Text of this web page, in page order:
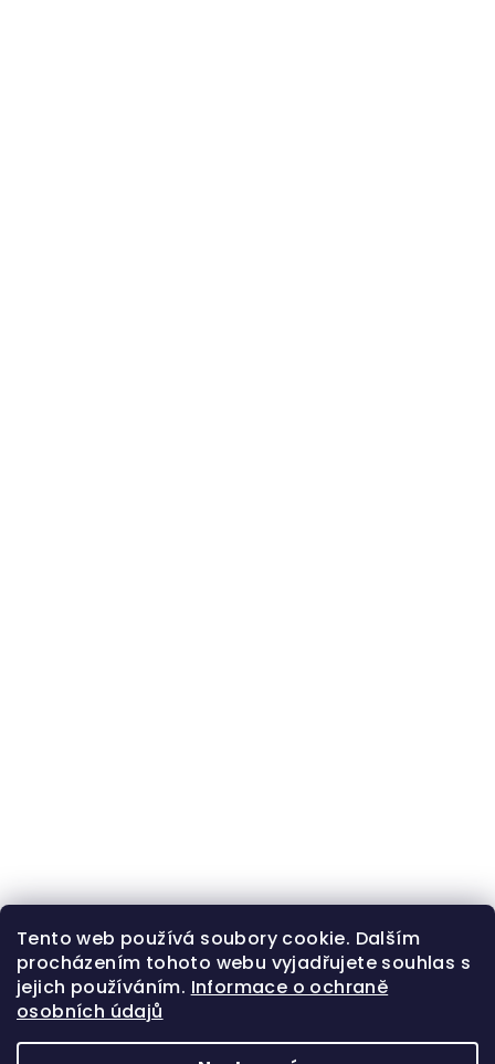
Tento web používá soubory cookie. Dalším
procházením tohoto webu vyjadřujete souhlas s
jejich používáním. Informace o ochraně
osobních údajů